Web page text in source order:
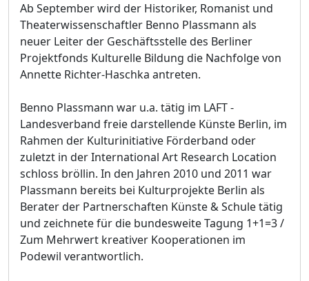
Ab September wird der Historiker, Romanist und
Theaterwissenschaftler Benno Plassmann als
neuer Leiter der Geschäftsstelle des Berliner
Projektfonds Kulturelle Bildung die Nachfolge von
Annette Richter-Haschka antreten.
Benno Plassmann war u.a. tätig im LAFT -
Landesverband freie darstellende Künste Berlin, im
Rahmen der Kulturinitiative Förderband oder
zuletzt in der International Art Research Location
schloss bröllin. In den Jahren 2010 und 2011 war
Plassmann bereits bei Kulturprojekte Berlin als
Berater der Partnerschaften Künste & Schule tätig
und zeichnete für die bundesweite Tagung 1+1=3 /
Zum Mehrwert kreativer Kooperationen im
Podewil verantwortlich.